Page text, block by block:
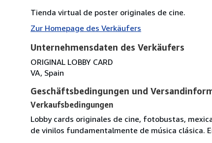
Tienda virtual de poster originales de cine.
Zur Homepage des Verkäufers
Unternehmensdaten des Verkäufers
ORIGINAL LOBBY CARD
VA, Spain
Geschäftsbedingungen und
Verkaufsbedingungen
Lobby cards originales de cine, fotobustas,
de vinilos fundamentalmente de música clásica.